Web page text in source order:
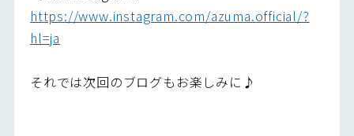
https://www.instagram.com/azuma.official/?
hl=ja
それでは次回のブログもお楽しみに♪